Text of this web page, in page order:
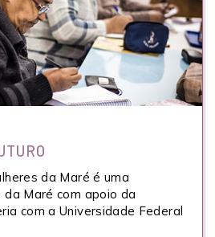
da Maré é uma
Maré com apoio da
com a Universidade Federal